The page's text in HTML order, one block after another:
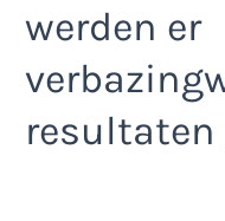
werden er
resultaten